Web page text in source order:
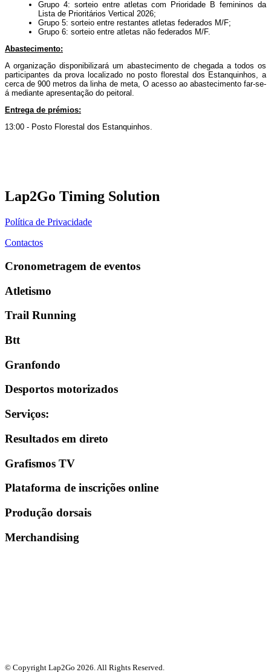
Grupo 4: sorteio entre atletas com Prioridade B femininos da
Lista de Prioritários Vertical 2026;
Grupo 5: sorteio entre restantes atletas federados M/F;
Grupo 6: sorteio entre atletas não federados M/F.
Abastecimento:
A organização disponibilizará um abastecimento de chegada a todos os
participantes da prova localizado no posto florestal dos Estanquinhos, a
cerca de 900 metros da linha de meta, O acesso ao abastecimento far-se-
á mediante apresentação do peitoral.
Entrega de prémios:
13:00 - Posto Florestal dos Estanquinhos.
Lap2Go Timing Solution
Política de Privacidade
Contactos
Cronometragem de eventos
Atletismo
Trail Running
Btt
Granfondo
Desportos motorizados
Serviços:
Resultados em direto
Grafismos TV
Plataforma de inscrições online
Produção dorsais
Merchandising
© Copyright Lap2Go 2026. All Rights Reserved.